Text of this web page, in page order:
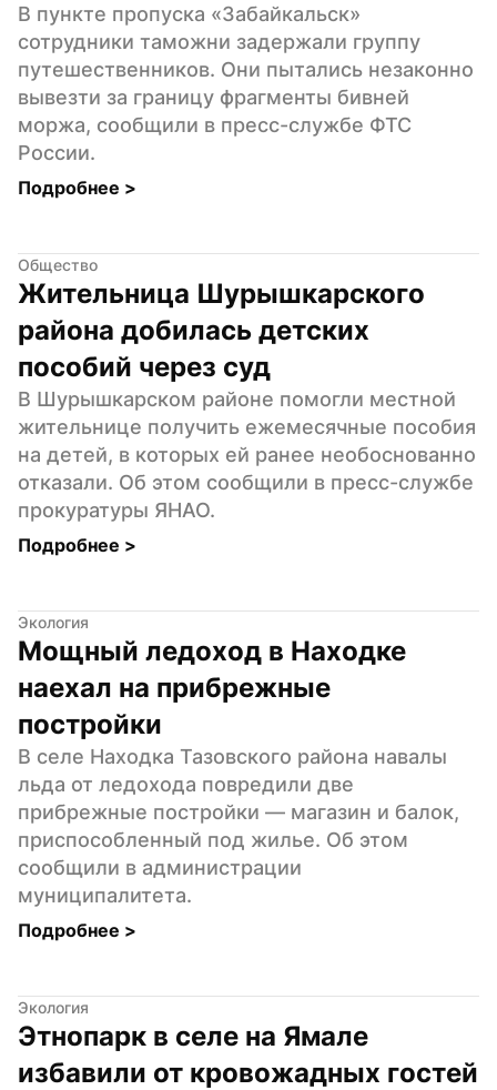
В пункте пропуска «Забайкальск»
сотрудники таможни задержали группу
путешественников. Они пытались незаконно
вывезти за границу фрагменты бивней
моржа, сообщили в пресс-службе ФТС
России.
Подробнее >
Общество
Жительница Шурышкарского
района добилась детских
пособий через суд
В Шурышкарском районе помогли местной
жительнице получить ежемесячные пособия
на детей, в которых ей ранее необоснованно
отказали. Об этом сообщили в пресс-службе
прокуратуры ЯНАО.
Подробнее >
Экология
Мощный ледоход в Находке
наехал на прибрежные
постройки
В селе Находка Тазовского района навалы
льда от ледохода повредили две
прибрежные постройки — магазин и балок,
приспособленный под жилье. Об этом
сообщили в администрации
муниципалитета.
Подробнее >
Экология
Этнопарк в селе на Ямале
избавили от кровожадных гостей